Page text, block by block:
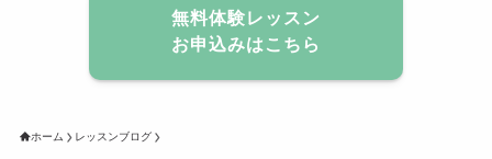
無料体験レッスン
お申込みはこちら
ホーム レッスンブログ